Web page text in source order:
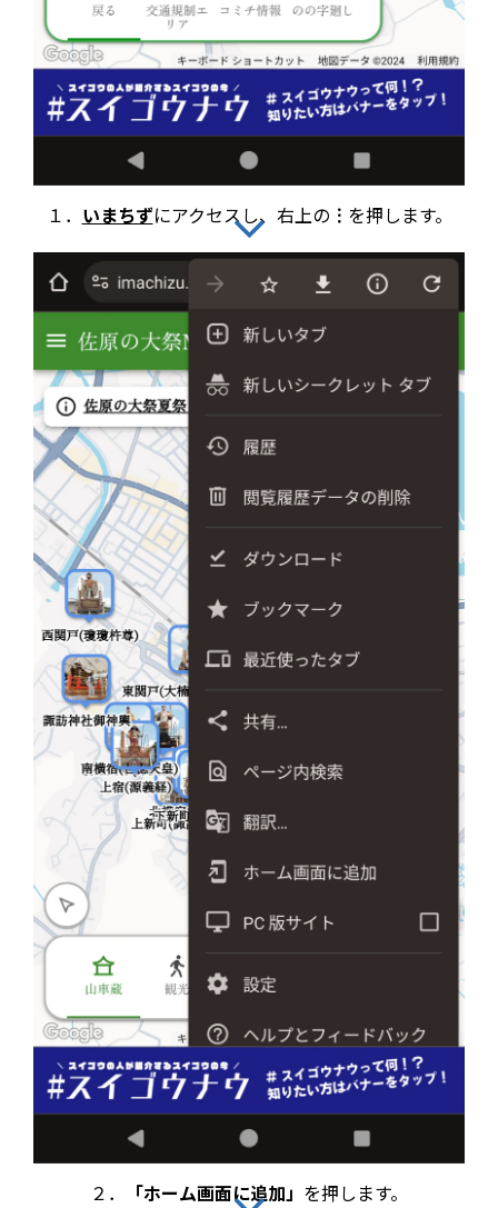
１． いまちずにアクセスし、右上の ︙ を押します。
２． 「ホーム画面に追加」 を押します。